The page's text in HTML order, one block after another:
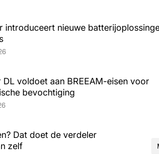
introduceert nieuwe
DL voldoet aan BREEAM-eisen voor
bevochtiging
Dat doet de verdeler
zelf